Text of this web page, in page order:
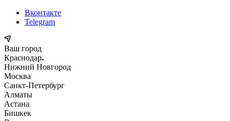
Вконтакте
Telegram
Ваш город
Краснодар
Нижний Новгород
Москва
Санкт-Петербург
Алматы
Астана
Бишкек